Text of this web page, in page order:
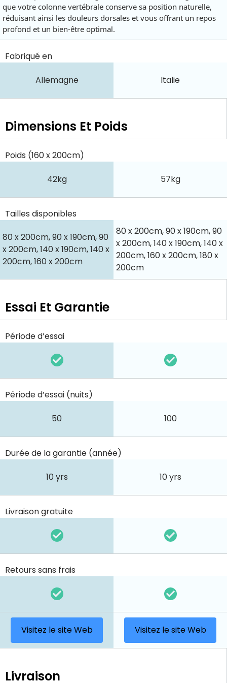
que votre colonne vertébrale conserve sa position naturelle,
réduisant ainsi les douleurs dorsales et vous offrant un repos
profond et un bien-être optimal.
Fabriqué en
Allemagne Italie
Dimensions Et Poids
Poids (160 x 200cm)
42kg 57kg
Tailles disponibles
80 x 200cm, 90 x 190cm, 90
x 200cm, 140 x 190cm, 140 x
200cm, 160 x 200cm
80 x 200cm, 90 x 190cm, 90
x 200cm, 140 x 190cm, 140 x
200cm, 160 x 200cm, 180 x
200cm
Essai Et Garantie
Période d’essai
Période d’essai (nuits)
50 100
Durée de la garantie (année)
10 yrs 10 yrs
Livraison gratuite
Retours sans frais
Visitez le site Web Visitez le site Web
Livraison